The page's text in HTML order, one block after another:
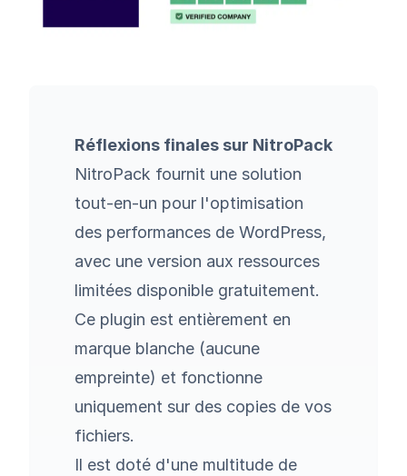
Réflexions finales sur NitroPack
NitroPack fournit une solution
tout-en-un pour l'optimisation
des performances de WordPress,
avec une version aux ressources
limitées disponible gratuitement.
Ce plugin est entièrement en
marque blanche (aucune
empreinte) et fonctionne
uniquement sur des copies de vos
fichiers.
Il est doté d'une multitude de